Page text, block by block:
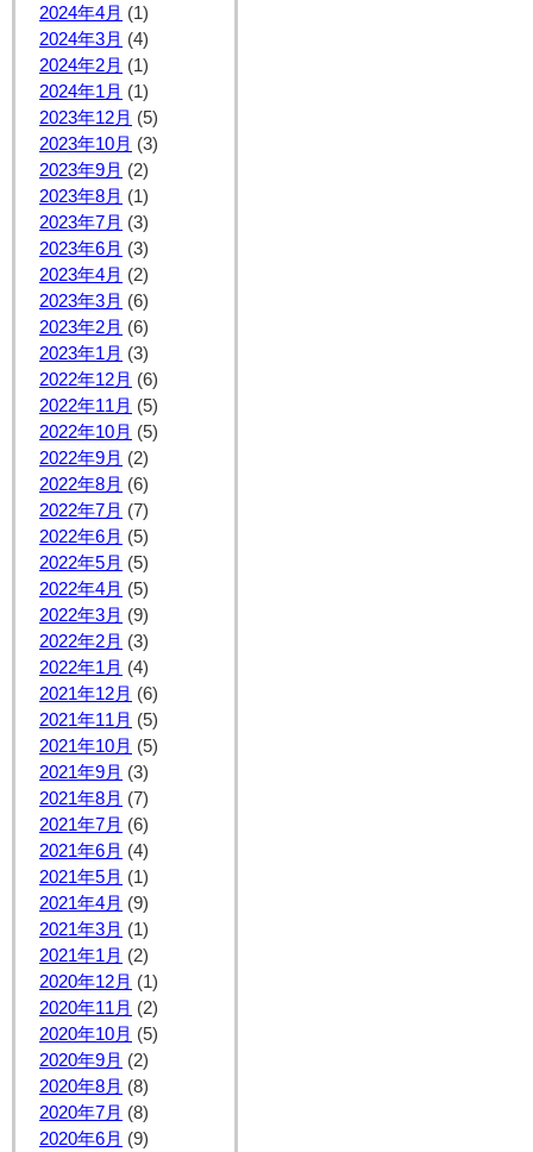
2024年4月 (1)
2024年3月 (4)
2024年2月 (1)
2024年1月 (1)
2023年12月 (5)
2023年10月 (3)
2023年9月 (2)
2023年8月 (1)
2023年7月 (3)
2023年6月 (3)
2023年4月 (2)
2023年3月 (6)
2023年2月 (6)
2023年1月 (3)
2022年12月 (6)
2022年11月 (5)
2022年10月 (5)
2022年9月 (2)
2022年8月 (6)
2022年7月 (7)
2022年6月 (5)
2022年5月 (5)
2022年4月 (5)
2022年3月 (9)
2022年2月 (3)
2022年1月 (4)
2021年12月 (6)
2021年11月 (5)
2021年10月 (5)
2021年9月 (3)
2021年8月 (7)
2021年7月 (6)
2021年6月 (4)
2021年5月 (1)
2021年4月 (9)
2021年3月 (1)
2021年1月 (2)
2020年12月 (1)
2020年11月 (2)
2020年10月 (5)
2020年9月 (2)
2020年8月 (8)
2020年7月 (8)
2020年6月 (9)